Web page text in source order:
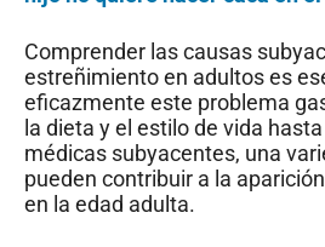
Comprender las causas
estreñimiento en adultos es
eficazmente este problema
la dieta y el estilo de vida
médicas subyacentes, una
pueden contribuir a la
en la edad adulta.